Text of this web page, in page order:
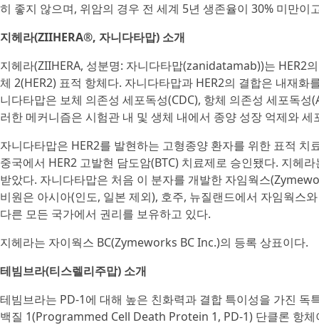
히 좋지 않으며, 위암의 경우 전 세계 5년 생존율이 30% 미만이
지헤라(ZIIHERA®, 자니다타맙) 소개
지헤라(ZIIHERA, 성분명: 자니다타맙(zanidatamab))는 HER2
체 2(HER2) 표적 항체다. 자니다타맙과 HER2의 결합은 내재
니다타맙은 보체 의존성 세포독성(CDC), 항체 의존성 세포독
러한 메커니즘은 시험관 내 및 생체 내에서 종양 성장 억제와
자니다타맙은 HER2를 발현하는 고형종양 환자를 위한 표적
중국에서 HER2 고발현 담도암(BTC) 치료제로 승인됐다. 지헤
받았다. 자니다타맙은 처음 이 분자를 개발한 자임웍스
비원은 아시아(인도, 일본 제외), 호주, 뉴질랜드에서 자임웍스
다른 모든 국가에서 권리를 보유하고 있다.
지헤라는 자이웍스 BC(Zymeworks BC Inc.)의 등록 상표이다.
테빔브라(티스렐리주맙) 소개
테빔브라는 PD-1에 대해 높은 친화력과 결합 특이성을 가진
백질 1(Programmed Cell Death Protein 1, PD-1) 단클론 항체